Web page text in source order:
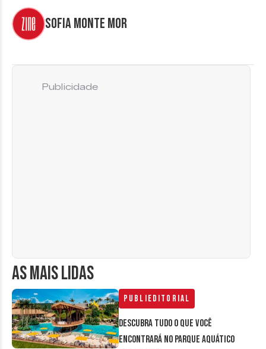
Sofia Monte Mor
AS MAIS LIDAS
Publieditorial
Descubra tudo o que você
encontrará no parque aquático
Publicidade